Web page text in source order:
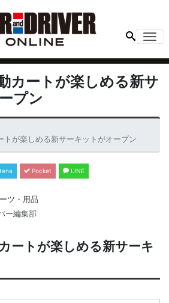
カートが楽しめる新サ
プン
トが楽しめる新サーキットがオープン
Pocket LINE
ツ・用品
ー編集部
ートが楽しめる新サーキ